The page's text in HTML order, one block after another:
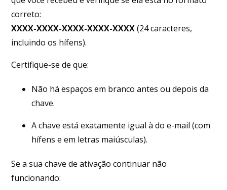
correto:
XXXX-XXXX-XXXX-XXXX-XXXX(24 caracteres,
incluindo os hífens).
Certifique-se de que:
Não há espaços em branco antes ou depois da
chave.
A chave está exatamente igual à do e-mail (com
hífens e em letras maiúsculas).
Se a sua chave de ativação continuar não
funcionando: